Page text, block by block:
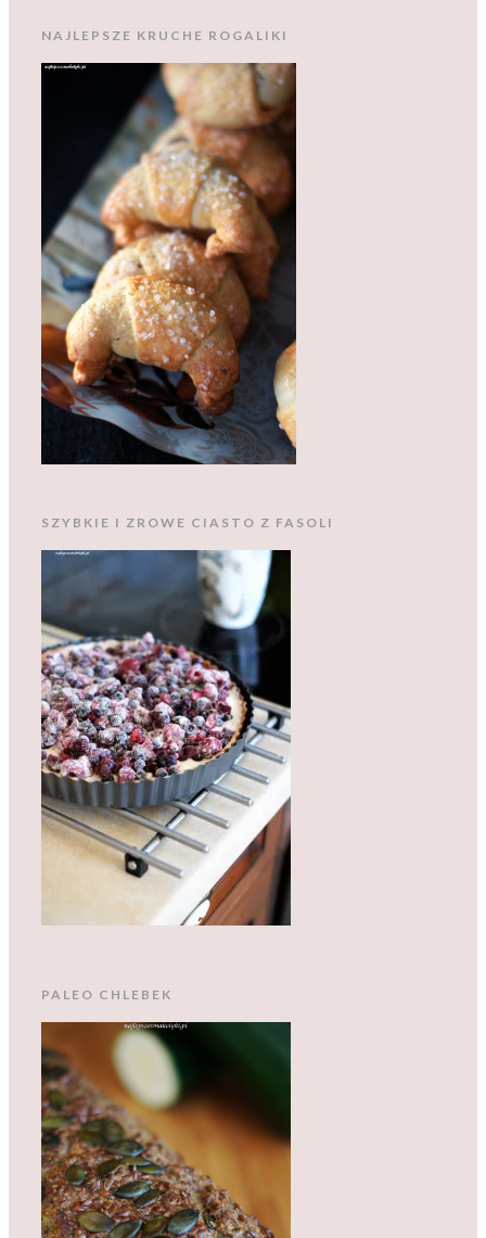
NAJLEPSZE KRUCHE ROGALIKI
SZYBKIE I ZROWE CIASTO Z FASOLI
PALEO CHLEBEK